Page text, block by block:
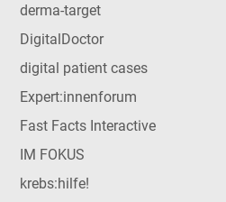
derma-target
DigitalDoctor
digital patient cases
Expert:innenforum
Fast Facts Interactive
IM FOKUS
krebs:hilfe!